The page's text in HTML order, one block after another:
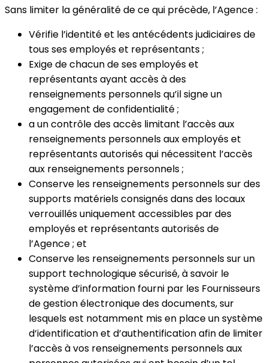
Sans limiter la généralité de ce qui précède, l’Agence :
Vérifie l’identité et les antécédents judiciaires de
tous ses employés et représentants ;
Exige de chacun de ses employés et
représentants ayant accès à des
renseignements personnels qu’il signe un
engagement de confidentialité ;
a un contrôle des accès limitant l’accès aux
renseignements personnels aux employés et
représentants autorisés qui nécessitent l’accès
aux renseignements personnels ;
Conserve les renseignements personnels sur des
supports matériels consignés dans des locaux
verrouillés uniquement accessibles par des
employés et représentants autorisés de
l’Agence ; et
Conserve les renseignements personnels sur un
support technologique sécurisé, à savoir le
système d’information fourni par les Fournisseurs
de gestion électronique des documents, sur
lesquels est notamment mis en place un système
d’identification et d’authentification afin de limiter
l’accès à vos renseignements personnels aux